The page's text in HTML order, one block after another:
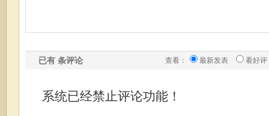
已有 条评论 查看： 最新发表 看好评
系统已经禁止评论功能！